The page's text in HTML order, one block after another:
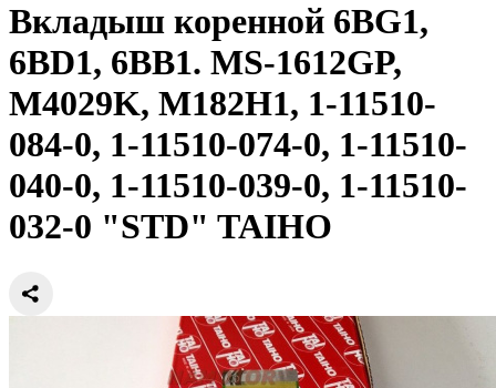
Вкладыш коренной 6BG1,
6BD1, 6BB1. MS-1612GP,
M4029K, M182H1, 1-11510-
084-0, 1-11510-074-0, 1-11510-
040-0, 1-11510-039-0, 1-11510-
032-0 "STD" TAIHO